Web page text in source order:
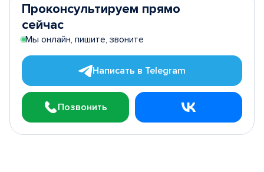
Проконсультируем прямо
сейчас
Мы онлайн, пишите, звоните
Написать в Telegram
Позвонить